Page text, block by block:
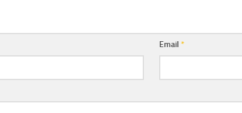
Email*